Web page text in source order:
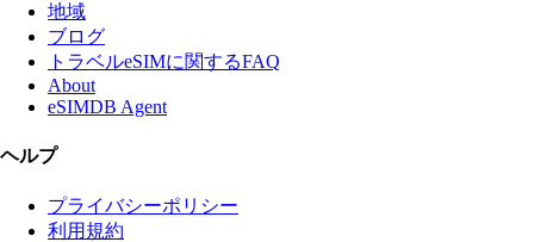
地域
ブログ
トラベルeSIMに関するFAQ
About
eSIMDB Agent
ヘルプ
プライバシーポリシー
利用規約